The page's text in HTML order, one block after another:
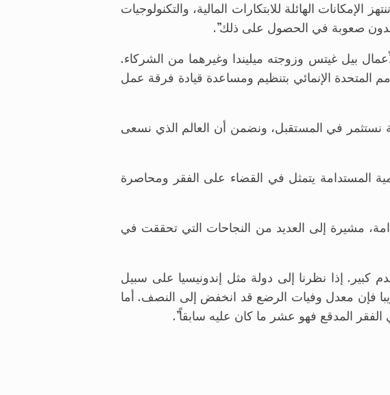
الهائلة للابتكارات المالية، والتكنولوجيات
يجدون صعوبة في الحصول على ذلك”.
بيل غيتس وزوجته ميليندا وغيرهما من الشركاء.
المتحدة الإنمائي بتنظيم ومساعدة قيادة فرقة عمل
نستثمر في المستقبل، ونضمن أن العالم الذي نسعى
المستدامة يتمثل في القضاء على الفقر ومحاصرة
مشيرة إلى العديد من النجاحات التي تحققت في
كبير. إذا نظرنا إلى دولة مثل إندونيسيا على سبيل
فإن معدل وفيات الرضع قد انخفض إلى النصف. أما
المدقع فهو عشر ما كان عليه سابقاً”.